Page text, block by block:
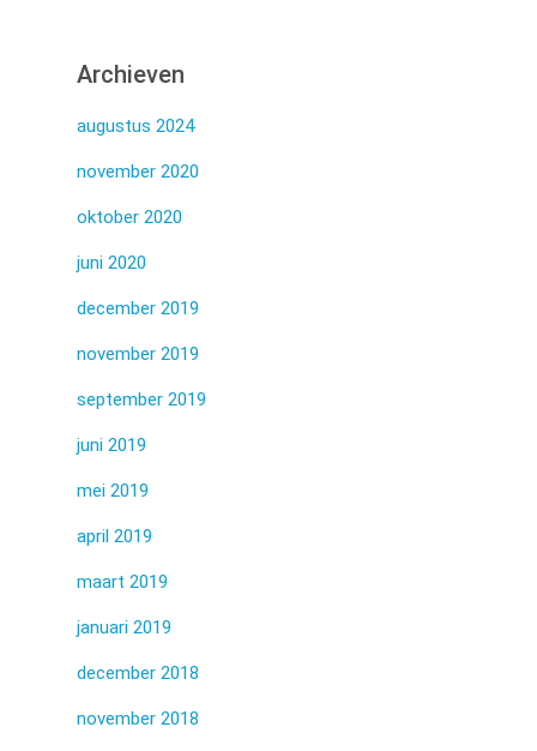
Archieven
augustus 2024
november 2020
oktober 2020
juni 2020
december 2019
november 2019
september 2019
juni 2019
mei 2019
april 2019
maart 2019
januari 2019
december 2018
november 2018